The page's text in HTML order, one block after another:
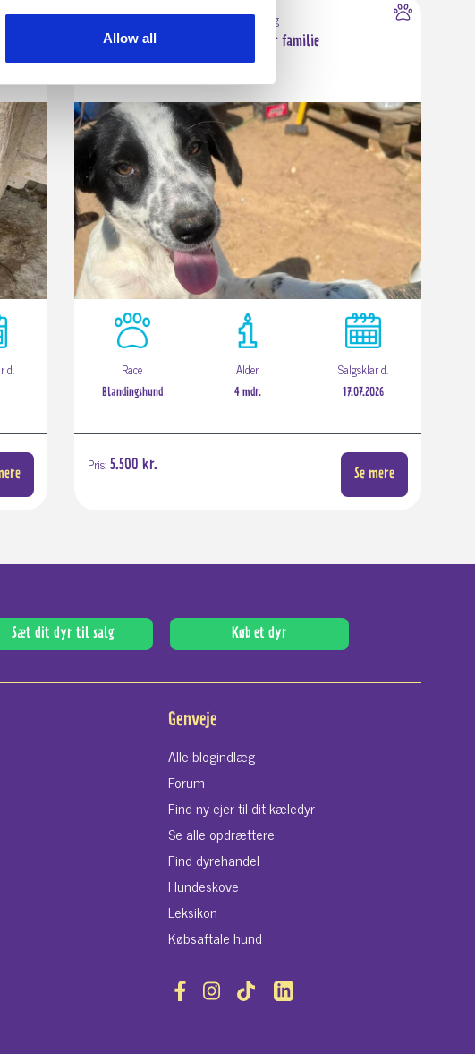
Allow all
d.
6000 Kolding
Sødeste Miko søger familie
Race
Blandingshund
Alder
4 mdr.
Salgsklar d.
17.07.2026
Pris: 5.500 kr.
Se mere
Sæt dit dyr til salg Køb et dyr
Genveje
Alle blogindlæg
Forum
Find ny ejer til dit kæledyr
Se alle opdrættere
Find dyrehandel
Hundeskove
Leksikon
Købsaftale hund